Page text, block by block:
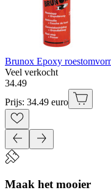
Brunox Epoxy
Veel verkocht
34.49
Prijs: 34.49 euro
Maak het mooier